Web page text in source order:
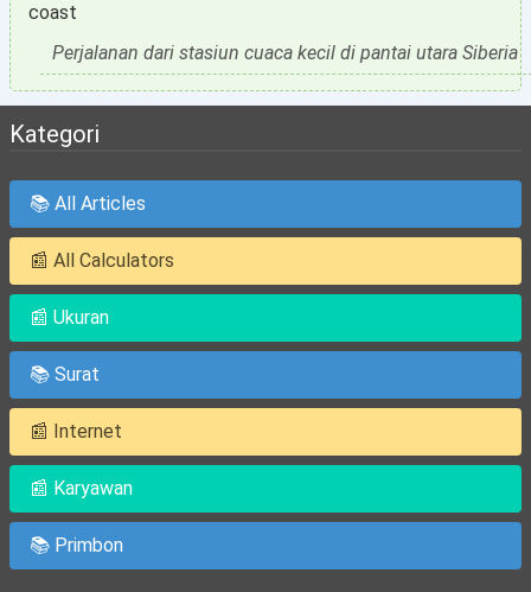
coast
Perjalanan dari stasiun cuaca kecil di pantai utara Siberia
Kategori
📚 All Articles
📰 All Calculators
📰 Ukuran
📚 Surat
📰 Internet
📰 Karyawan
📚 Primbon